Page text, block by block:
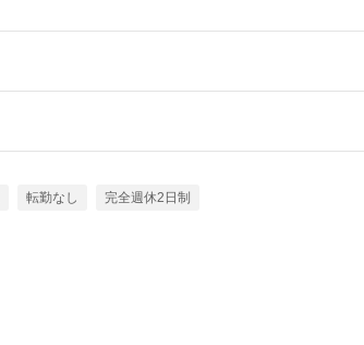
転勤なし 完全週休2日制